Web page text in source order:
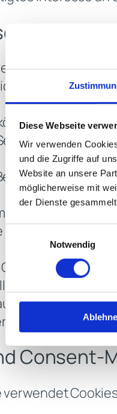
Diese Webseite
Wir verwenden
und die Zugriffe auf
Website an unsere
möglicherweise mit
der Dienste
Notwendig
mit Matomo
Matomo
uns die
Adresse
setzt
gemäß Art. 6
mit
berechtigten
Consent-
verwendet